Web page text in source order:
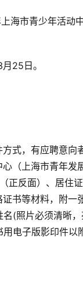
海市青少年活动
25日。
式，有应聘意向
（上海市青年发
正反面）、居住证
证书等材料，附一
(照片必须清晰，
电子版影印件以